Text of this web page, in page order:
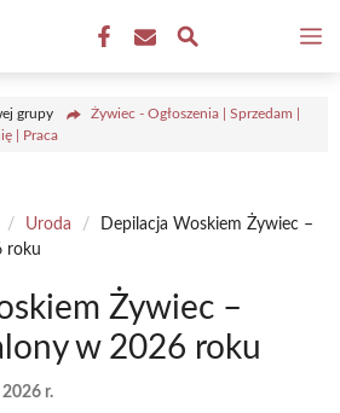
grupy
Żywiec - Ogłoszenia | Sprzedam |
| Praca
/ Uroda /
Depilacja Woskiem Żywiec –
roku
Żywiec –
w 2026 roku
r.